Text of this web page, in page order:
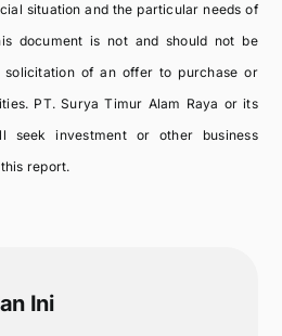
situation and the particular needs of
document is not and should not be
of an offer to purchase or
PT. Surya Timur Alam Raya or its
seek investment or other business
report.
Ini